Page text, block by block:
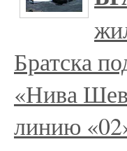
Братска
«Нива
линию